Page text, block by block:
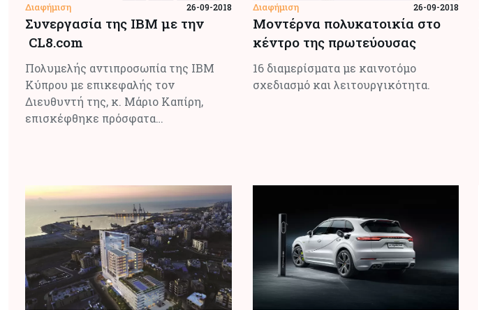
Διαφήμιση 26-09-2018
Συνεργασία της IBM με την
CL8.com
Πολυμελής αντιπροσωπία της IBM
Κύπρου με επικεφαλής τον
Διευθυντή της, κ. Μάριο Καπίρη,
επισκέφθηκε πρόσφατα…
Διαφήμιση 26-09-2018
Μοντέρνα πολυκατοικία στο
κέντρο της πρωτεύουσας
16 διαμερίσματα με καινοτόμο
σχεδιασμό και λειτουργικότητα.